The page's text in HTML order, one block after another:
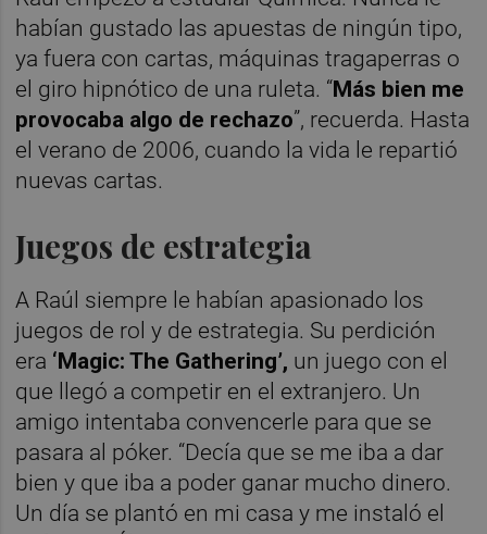
habían gustado las apuestas de ningún tipo,
ya fuera con cartas, máquinas tragaperras o
el giro hipnótico de una ruleta. “ Más bien me
provocaba algo de rechazo”, recuerda. Hasta
el verano de 2006, cuando la vida le repartió
nuevas cartas.
Juegos de estrategia
A Raúl siempre le habían apasionado los
juegos de rol y de estrategia. Su perdición
era ‘Magic: The Gathering’, un juego con el
que llegó a competir en el extranjero. Un
amigo intentaba convencerle para que se
pasara al póker. “Decía que se me iba a dar
bien y que iba a poder ganar mucho dinero.
Un día se plantó en mi casa y me instaló el